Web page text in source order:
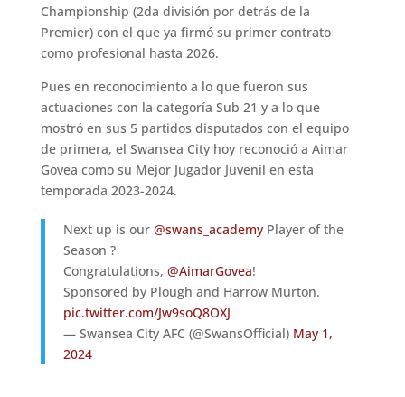
Championship (2da división por detrás de la
Premier) con el que ya firmó su primer contrato
como profesional hasta 2026.
Pues en reconocimiento a lo que fueron sus
actuaciones con la categoría Sub 21 y a lo que
mostró en sus 5 partidos disputados con el equipo
de primera, el Swansea City hoy reconoció a Aimar
Govea como su Mejor Jugador Juvenil en esta
temporada 2023-2024.
Next up is our @swans_academyPlayer of the
Season ?
Congratulations, @AimarGovea!
Sponsored by Plough and Harrow Murton.
pic.twitter.com/Jw9soQ8OXJ
— Swansea City AFC (@SwansOfficial) May 1,
2024